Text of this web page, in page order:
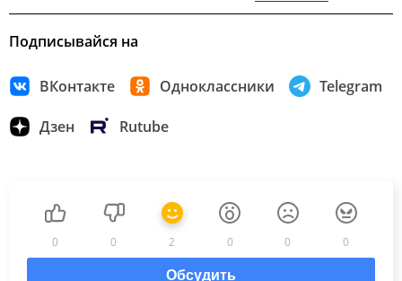
Подписывайся на
ВКонтакте Одноклассники Telegram
Дзен Rutube
0 0 2 0 0 0
Обсудить